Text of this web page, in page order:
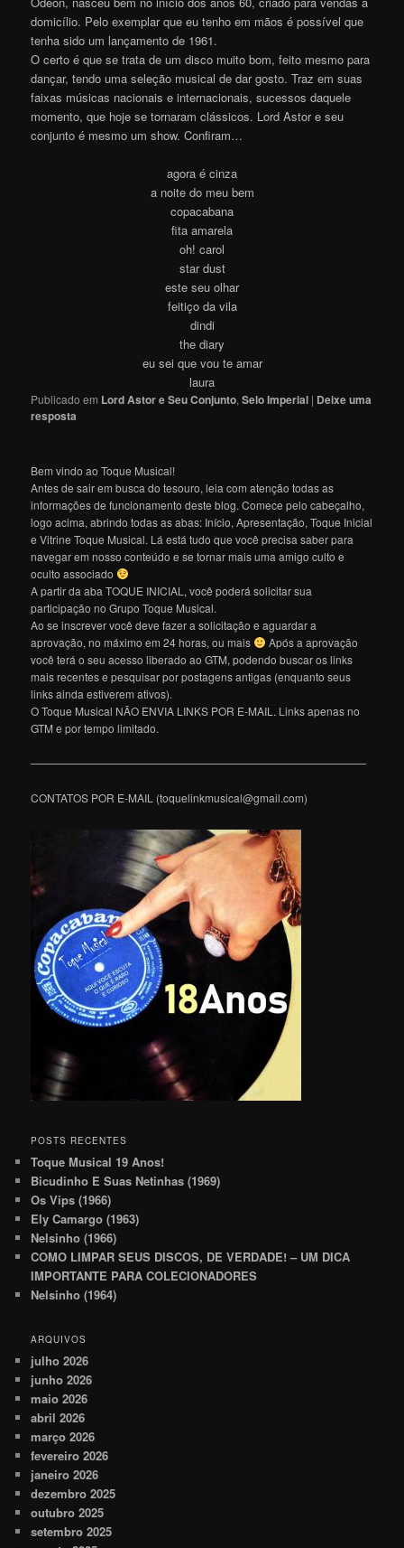
domicílio. Pelo exemplar que eu tenho em mãos é possível que
tenha sido um lançamento de 1961.
O certo é que se trata de um disco muito bom, feito mesmo para
dançar, tendo uma seleção musical de dar gosto. Traz em suas
faixas músicas nacionais e internacionais, sucessos daquele
momento, que hoje se tornaram clássicos. Lord Astor e seu
conjunto é mesmo um show. Confiram…
agora é cinza
a noite do meu bem
copacabana
fita amarela
oh! carol
star dust
este seu olhar
feitiço da vila
dindi
the diary
eu sei que vou te amar
laura
Publicado em Lord Astor e Seu Conjunto,Selo Imperial | Deixe uma
resposta
Bem vindo ao Toque Musical!
Antes de sair em busca do tesouro, leia com atenção todas as
informações de funcionamento deste blog. Comece pelo cabeçalho,
logo acima, abrindo todas as abas: Início, Apresentação, Toque Inicial
e Vitrine Toque Musical. Lá está tudo que você precisa saber para
navegar em nosso conteúdo e se tornar mais uma amigo culto e
oculto associado
A partir da aba TOQUE INICIAL, você poderá solicitar sua
participação no Grupo Toque Musical.
Ao se inscrever você deve fazer a solicitação e aguardar a
aprovação, no máximo em 24 horas, ou mais
Após a aprovação
você terá o seu acesso liberado ao GTM, podendo buscar os links
mais recentes e pesquisar por postagens antigas (enquanto seus
links ainda estiverem ativos).
O Toque Musical NÃO ENVIA LINKS POR E-MAIL. Links apenas no
GTM e por tempo limitado.
———————————————————————————————
CONTATOS POR E-MAIL (toquelinkmusical@gmail.com)
POSTS RECENTES
Toque Musical 19 Anos!
Bicudinho E Suas Netinhas (1969)
Os Vips (1966)
Ely Camargo (1963)
Nelsinho (1966)
COMO LIMPAR SEUS DISCOS, DE VERDADE! – UM DICA
IMPORTANTE PARA COLECIONADORES
Nelsinho (1964)
ARQUIVOS
julho 2026
junho 2026
maio 2026
abril 2026
março 2026
fevereiro 2026
janeiro 2026
dezembro 2025
outubro 2025
setembro 2025